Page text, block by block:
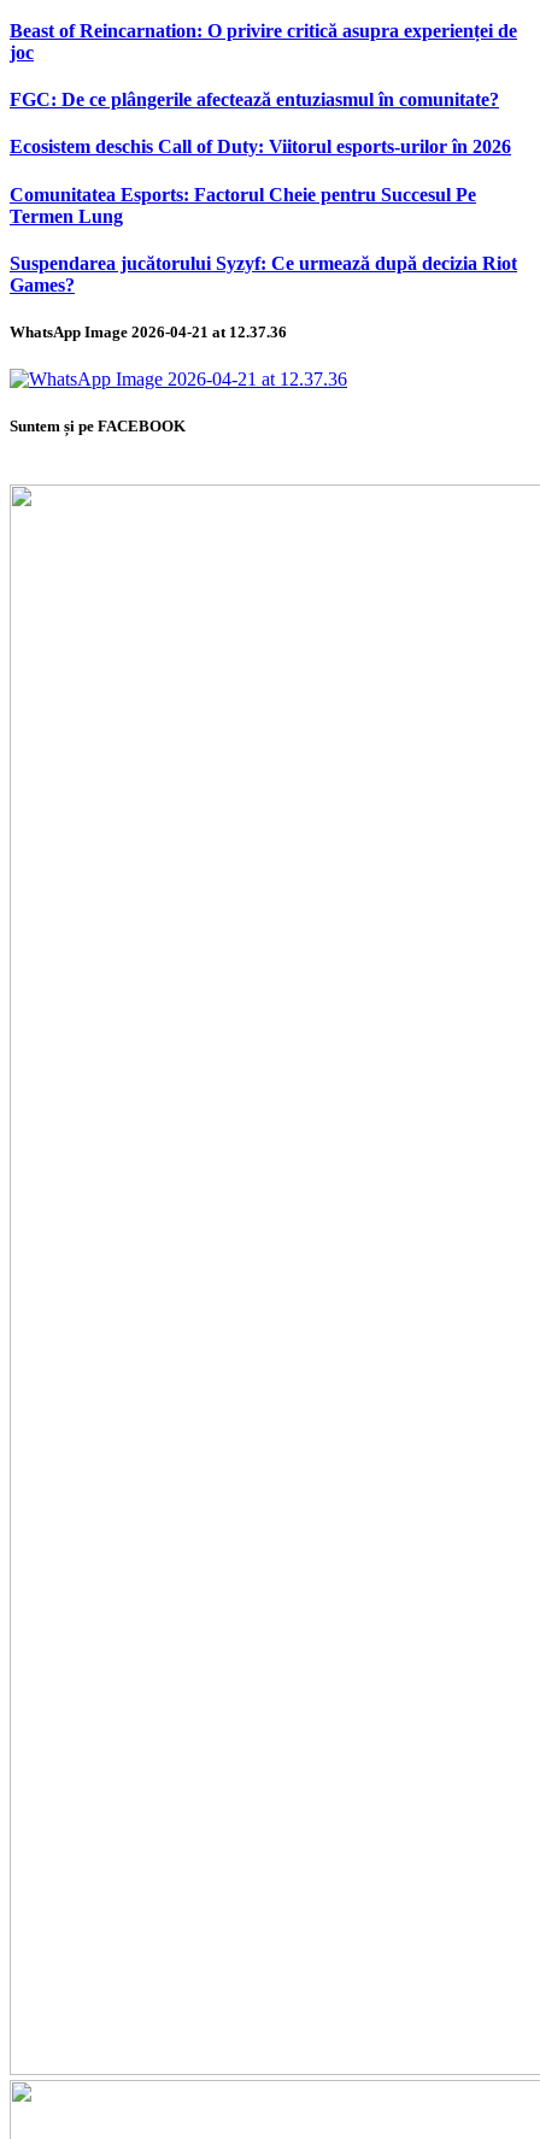
Beast of Reincarnation: O privire critică asupra experienței de
joc
FGC: De ce plângerile afectează entuziasmul în comunitate?
Ecosistem deschis Call of Duty: Viitorul esports-urilor în 2026
Comunitatea Esports: Factorul Cheie pentru Succesul Pe
Termen Lung
Suspendarea jucătorului Syzyf: Ce urmează după decizia Riot
Games?
WhatsApp Image 2026-04-21 at 12.37.36
Suntem și pe FACEBOOK